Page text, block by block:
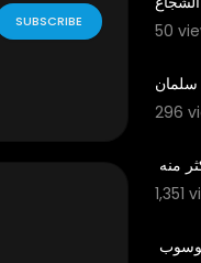
50
سلمان
296
1,351
SUBSCRIBE